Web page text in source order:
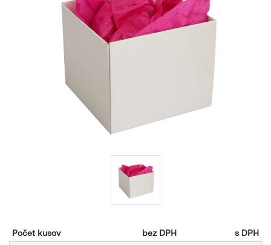
Počet kusov bez DPH
s DPH